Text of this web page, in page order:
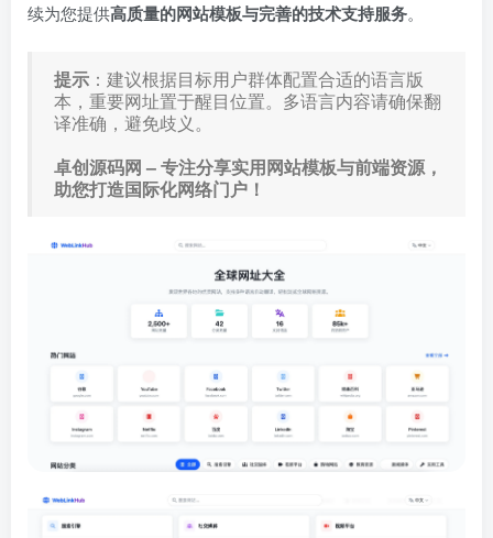
续为您提供高质量的网站模板与完善的技术支持服务。
提示 ：建议根据目标用户群体配置合适的语言版
本，重要网址置于醒目位置。多语言内容请确保翻
译准确，避免歧义。
卓创源码网 – 专注分享实用网站模板与前端资源，
助您打造国际化网络门户！